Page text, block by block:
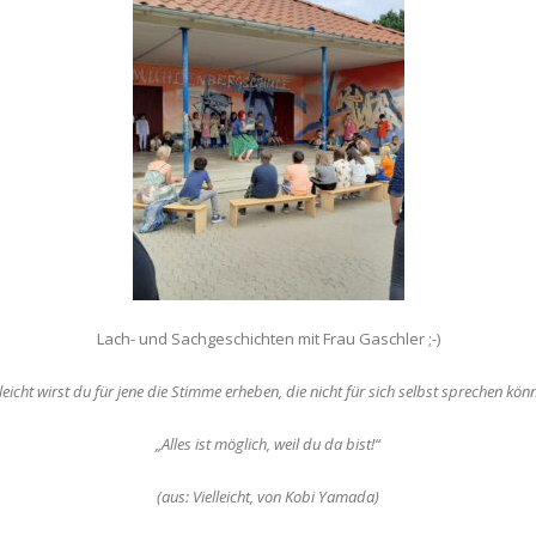
Lach- und Sachgeschichten mit Frau Gaschler ;-)
wirst du für jene die Stimme erheben, die nicht für sich selbst sprechen
„Alles ist möglich, weil du da bist!“
(aus: Vielleicht, von Kobi Yamada)